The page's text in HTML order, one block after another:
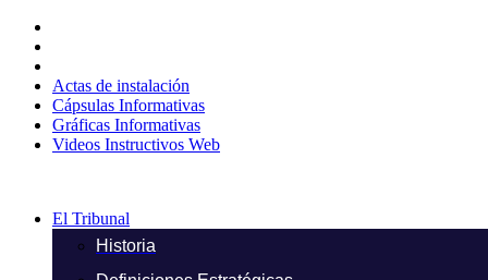
contenido
Actas de instalación
Cápsulas Informativas
Gráficas Informativas
Videos Instructivos Web
El Tribunal
Historia